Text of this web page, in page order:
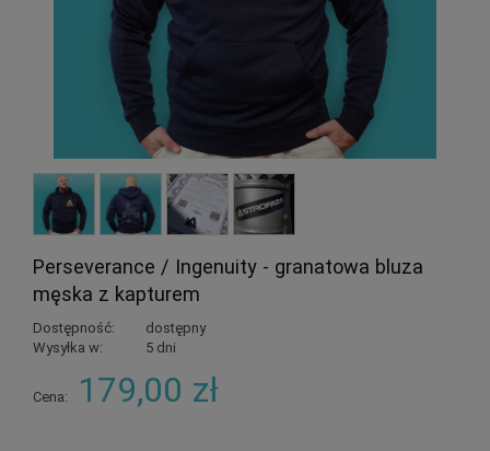
Perseverance / Ingenuity - granatowa bluza
męska z kapturem
Dostępność:
dostępny
Wysyłka w:
5 dni
Cena: 179,00 zł